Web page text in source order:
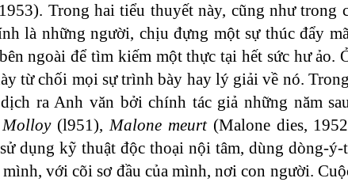
Trong hai tiểu thuyết này, cũng như trong
là những người, chịu đựng một sự thúc đẩy
ngoài để tìm kiếm một thực tại hết sức hư ảo.
từ chối mọi sự trình bày hay lý giải về nó.
ra Anh văn bởi chính tác giả những năm
Molloy(l951),Malone meurt(Malone dies,
dụng kỹ thuật độc thoại nội tâm, dùng dòng-
với cõi sơ đầu của mình, nơi con người.